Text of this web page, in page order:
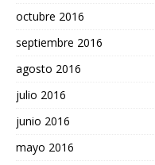
octubre 2016
septiembre 2016
agosto 2016
julio 2016
junio 2016
mayo 2016